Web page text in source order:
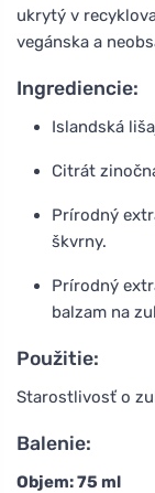
ukrytý v
vegánska a
Ingrediencie:
Islandská
Citrát
Prírodný
škvrny.
Prírodný
balzam na
Použitie:
Starostlivosť o
Balenie:
Objem: 75 ml